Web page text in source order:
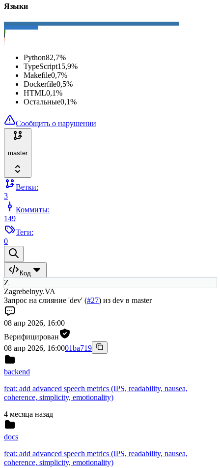
Языки
Python82,7%
TypeScript15,9%
Makefile0,7%
Dockerfile0,5%
HTML0,1%
Остальные0,1%
Сообщить о нарушении
master
Ветки:
3
Коммиты:
149
Теги:
0
Код
Z
Zagrebelnyy.VA
Запрос на слияние 'dev' (#27) из dev в master
08 апр 2026, 16:00
Верифицирован
08 апр 2026, 16:0001ba719
backend
feat: add advanced speech metrics (IPS, readability, nausea,
coherence, simplicity, emotionality)
4 месяца назад
docs
feat: add advanced speech metrics (IPS, readability, nausea,
coherence, simplicity, emotionality)